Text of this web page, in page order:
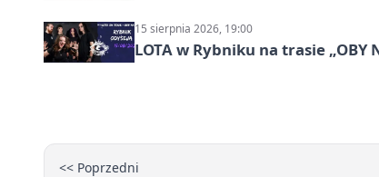
15 sierpnia 2026, 19:00
LOTA w Rybniku na trasie „OBY
<< Poprzedni